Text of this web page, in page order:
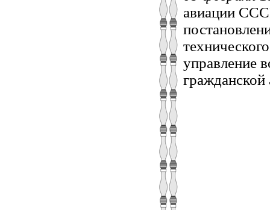
авиации
управление
гражданской